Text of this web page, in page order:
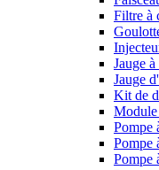
Filtre à
Jauge
Jauge
Kit de
Module
Pompe
Pompe
Pompe